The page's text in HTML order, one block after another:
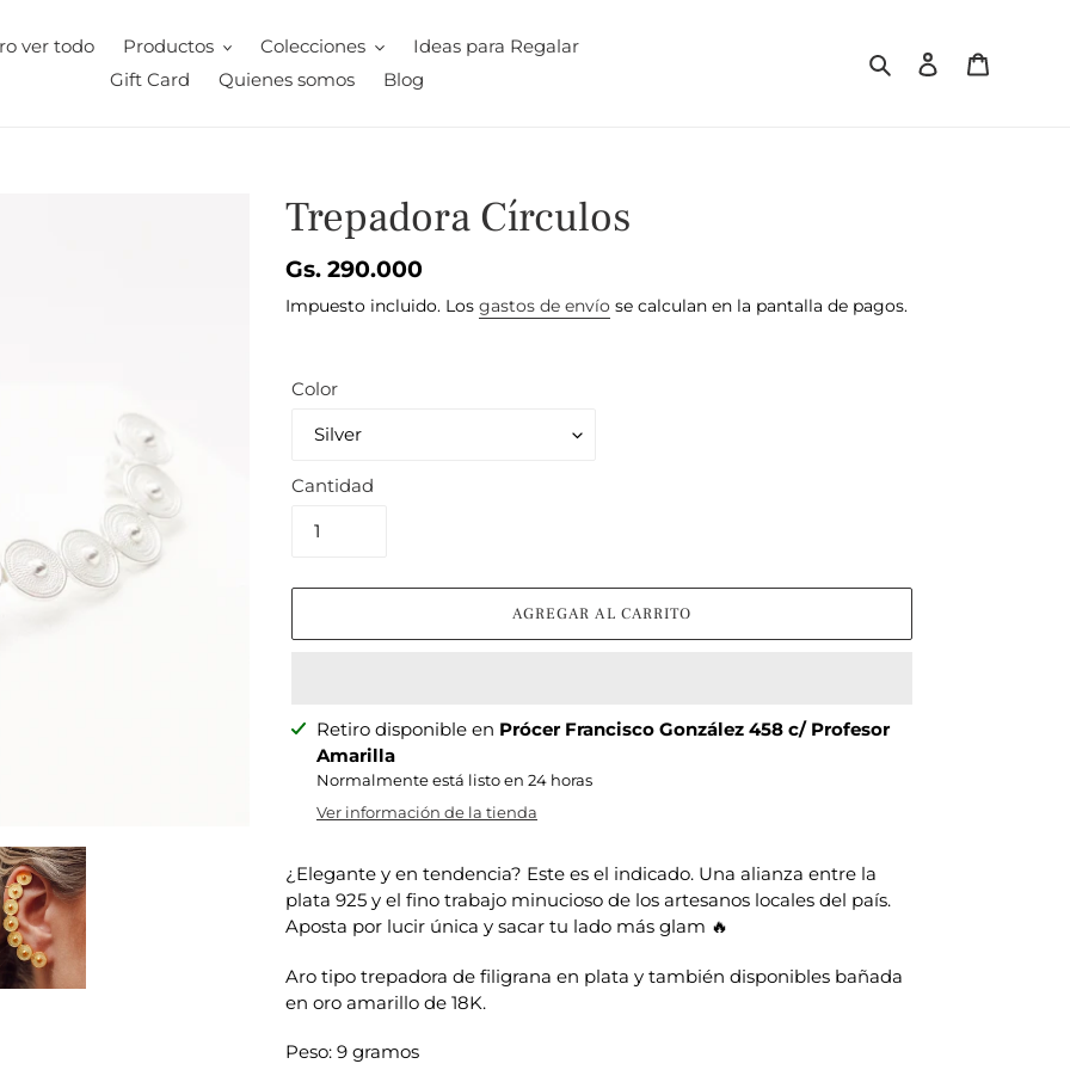
ver todo Productos Colecciones
Ideas para Regalar
Gift Card
Quienes somos Blog
Buscar Ingresar
Trepadora Círculos
Precio
habitual
Gs. 290.000
Impuesto incluido. Los gastos de envío se calculan en la pantalla de pagos.
Color
Cantidad
AGREGAR AL CARRITO
Agregando
producto
Retiro disponible en Prócer Francisco González 458 c/ Profesor
Amarilla
Normalmente está listo en 24 horas
Ver información de la tienda
¿Elegante y en tendencia? Este es el indicado. Una alianza entre la
plata 925 y el fino trabajo minucioso de los artesanos locales del país.
Aposta por lucir única y sacar tu lado más glam 🔥
Aro tipo trepadora de filigrana en plata y también disponibles bañada
en oro amarillo de 18K.
Peso: 9 gramos